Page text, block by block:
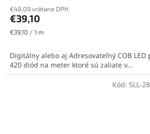
€48,09 vrátane DPH
€39,10
Jednotková
€39,10 / 1 m
Digitálny alebo aj Adresovateľný COB LED
420 diód na meter ktoré sú zaliate v...
Kód: SLL-